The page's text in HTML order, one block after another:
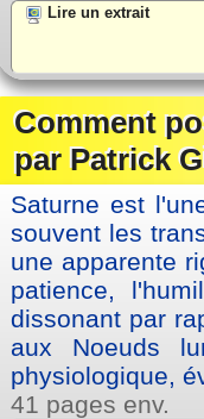
Lire un extrait
Comment
par Patrick
Saturne est
souvent les
une apparente
patience,
dissonant par
aux Noeuds
physiologique,
41 pages env.